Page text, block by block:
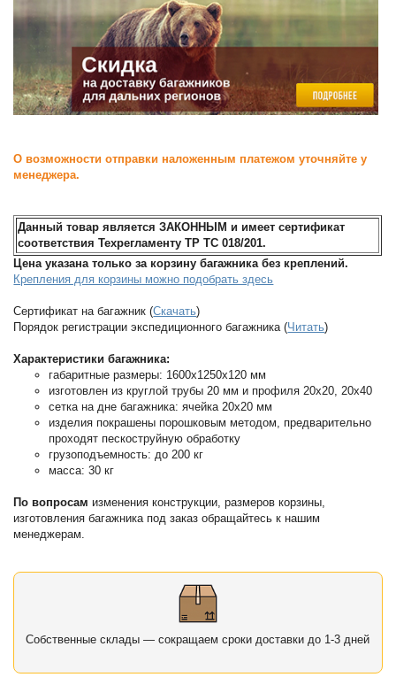
О возможности отправки наложенным платежом уточняйте у
менеджера.
Данный товар является ЗАКОННЫМ и имеет сертификат
соответствия Техрегламенту ТР ТС 018/201.
Цена указана только за корзину багажника без креплений.
Крепления для корзины можно подобрать здесь
Сертификат на багажник (Скачать)
Порядок регистрации экспедиционного багажника (Читать)
Характеристики багажника:
габаритные размеры: 1600х1250х120 мм
изготовлен из круглой трубы 20 мм и профиля 20х20, 20х40
сетка на дне багажника: ячейка 20х20 мм
изделия покрашены порошковым методом, предварительно
проходят пескоструйную обработку
грузоподъемность: до 200 кг
масса: 30 кг
По вопросам изменения конструкции, размеров корзины,
изготовления багажника под заказ обращайтесь к нашим
менеджерам.
Собственные склады — сокращаем сроки доставки до 1-3 дней